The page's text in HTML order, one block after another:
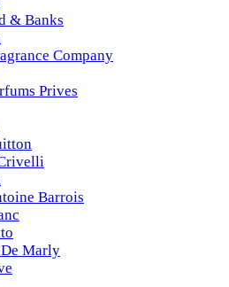
& Banks
Company
Prives
Barrois
Marly